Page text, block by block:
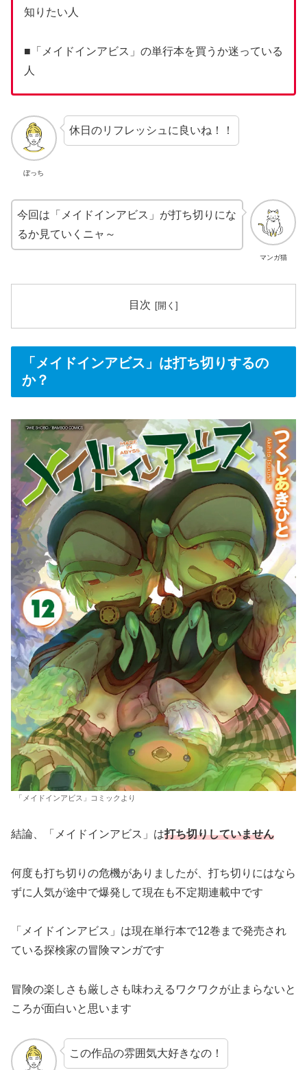
知りたい人
■「メイドインアビス」の単行本を買うか迷っている
人
ぼっち
休日のリフレッシュに良いね！！
マンガ猫
今回は「メイドインアビス」が打ち切りにな
るか見ていくニャ～
目次
「メイドインアビス」は打ち切りするの
か？
「メイドインアビス」コミックより
結論、「メイドインアビス」は打ち切りしていません
何度も打ち切りの危機がありましたが、打ち切りにはなら
ずに人気が途中で爆発して現在も不定期連載中です
「メイドインアビス」は現在単行本で12巻まで発売され
ている探検家の冒険マンガです
冒険の楽しさも厳しさも味わえるワクワクが止まらないと
ころが面白いと思います
この作品の雰囲気大好きなの！